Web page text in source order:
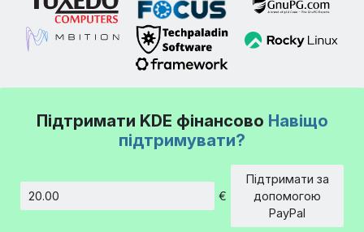
Підтримати KDE фінансово Навіщо
підтримувати?
€
Підтримати за
допомогою
PayPal